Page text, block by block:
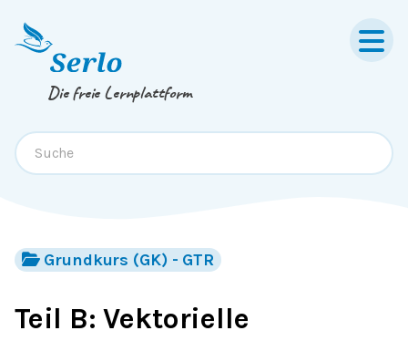
Springe zum
Die freie Lernplattform
Grundkurs (GK) - GTR
Teil B: Vektorielle